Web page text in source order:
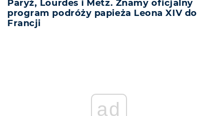
Paryż, Lourdes i Metz. Znamy oficjalny
program podróży papieża Leona XIV do
Francji